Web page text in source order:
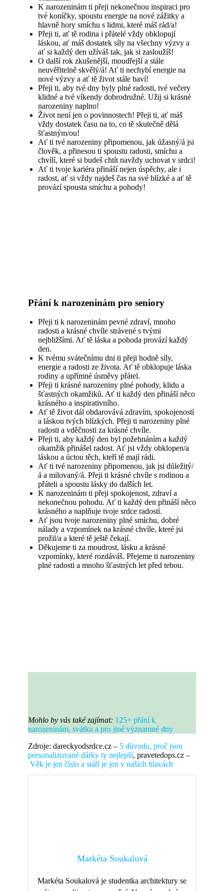
K narozeninám ti přeji nekonečnou inspiraci pro
tvé koníčky, spoustu energie na nové zážitky a
hlavně hory smíchu s lidmi, které máš rád/a!
Přeji ti, ať tě rodina i přátelé vždy obklopují
láskou, ať máš dostatek síly na všechny výzvy a
ať si každý den užíváš tak, jak si zasloužíš!
O další rok zkušenější, moudřejší a stále
neuvěřitelně skvělý/á! Ať ti nechybí energie na
nové výzvy a ať tě život stále baví!
Přeji ti, aby tvé dny byly plné radosti, tvé večery
klidné a tvé víkendy dobrodružné. Užij si krásné
narozeniny naplno!
Život není jen o povinnostech! Přeji ti, ať máš
vždy dostatek času na to, co tě skutečně dělá
šťastným/ou!
Ať ti tvé narozeniny připomenou, jak úžasný/á jsi
člověk, a přinesou ti spoustu radosti, smíchu a
chvílí, které si budeš chtít navždy uchovat v srdci!
Ať ti tvoje kariéra přináší nejen úspěchy, ale i
radost, ať si vždy najdeš čas na své blízké a ať tě
provází spousta smíchu a pohody!
Přání k narozeninám pro seniory
Přeji ti k narozeninám pevné zdraví, mnoho
radosti a krásné chvíle strávené s tvými
nejbližšími. Ať tě láska a pohoda provází každý
den.
K tvému svátečnímu dni ti přeji hodně síly,
energie a radosti ze života. Ať tě obklopuje láska
rodiny a upřímné úsměvy přátel.
Přeji ti krásné narozeniny plné pohody, klidu a
šťastných okamžiků. Ať ti každý den přináší něco
krásného a inspirativního.
Ať tě život dál obdarovává zdravím, spokojeností
a láskou tvých blízkých. Přeji ti narozeniny plné
radosti a vděčnosti za krásné chvíle.
Přeji ti, aby každý den byl požehnáním a každý
okamžik přinášel radost. Ať jsi vždy obklopen/a
láskou a úctou těch, kteří tě mají rádi.
Ať ti tvé narozeniny připomenou, jak jsi důležitý/
á a milovaný/á. Přeji ti krásné chvíle s rodinou a
přáteli a spoustu lásky do dalších let.
K narozeninám ti přeji spokojenost, zdraví a
nekonečnou pohodu. Ať ti každý den přináší něco
krásného a naplňuje tvoje srdce radostí.
Ať jsou tvoje narozeniny plné smíchu, dobré
nálady a vzpomínek na krásné chvíle, které jsi
prožil/a a které tě ještě čekají.
Děkujeme ti za moudrost, lásku a krásné
vzpomínky, které rozdáváš. Přejeme ti narozeniny
plné radosti a mnoho šťastných let před tebou.
Mohlo by vás také zajímat: 125+ přání k
narozeninám, svátku a pro jiné významné dny
Zdroje: dareckyodsrdce.cz – 5 důvodu, proč jsou
personalizované dárky ty nejlepší, pravetedops.cz –
Věk je jen číslo a stáří je jen v našich hlavách
Markéta Soukalová
Markéta Soukalová je studentka architektury se